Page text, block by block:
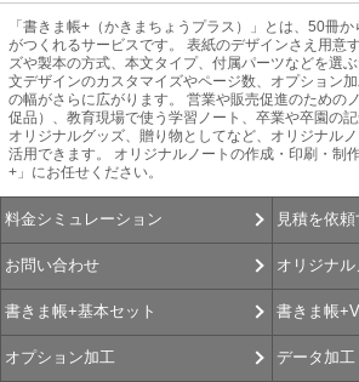
「書きま帳+（かきまちょうプラス）」とは、50冊
がつくれるサービスです。 表紙のデザインさえ用意
ズや製本の方式、本文タイプ、付属パーツなどを選
文デザインのカスタマイズやページ数、オプション
の幅がさらに広がります。 営業や販売促進のための
促品）、教育現場で使う学習ノート、卒業や卒園の
オリジナルグッズ、贈り物としてなど、オリジナル
活用できます。 オリジナルノートの作成・印刷・制
+」にお任せください。
料金シミュレーション 見積を依頼
お問い合わせ オリジナ
書きま帳+基本セット 書きま帳
オプション加工 データ加工